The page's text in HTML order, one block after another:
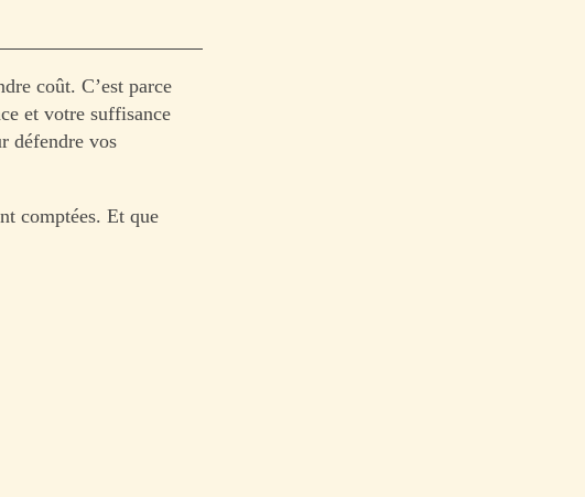
coût. C’est parce
et votre suffisance
défendre vos
comptées. Et que